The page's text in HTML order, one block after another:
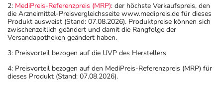
2: MediPreis-Referenzpreis (MRP): der höchste Verkaufspreis, den
die Arzneimittel-Preisvergleichsseite www.medipreis.de für dieses
Produkt ausweist (Stand: 07.08.2026). Produktpreise können sich
zwischenzeitlich geändert und damit die Rangfolge der
Versandapotheken geändert haben.
3: Preisvorteil bezogen auf die UVP des Herstellers
4: Preisvorteil bezogen auf den MediPreis-Referenzpreis (MRP) für
dieses Produkt (Stand: 07.08.2026).